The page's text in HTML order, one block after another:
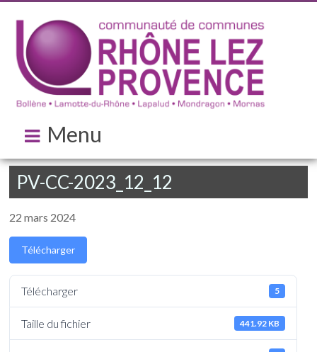
Menu
PV-CC-2023_12_12
22 mars 2024
Télécharger
Télécharger 5
Taille du fichier 441.92 KB